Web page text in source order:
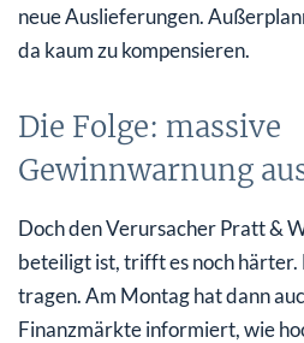
neue Auslieferungen.
da kaum zu kompensieren.
Die Folge: massive
Gewinnwarnung
Doch den Verursacher Pratt &
beteiligt ist, trifft es noch härter.
tragen. Am Montag hat dann
Finanzmärkte informiert, wie